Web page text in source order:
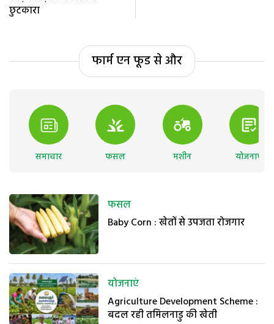
छुटकारा
फार्म एन फूड से और
समाचार फसल मशीन योजनाएं
फसल
Baby Corn : खेतों से उपजता रोजगार
योजनाएं
Agriculture Development Scheme :
बदल रही तमिलनाडु की खेती